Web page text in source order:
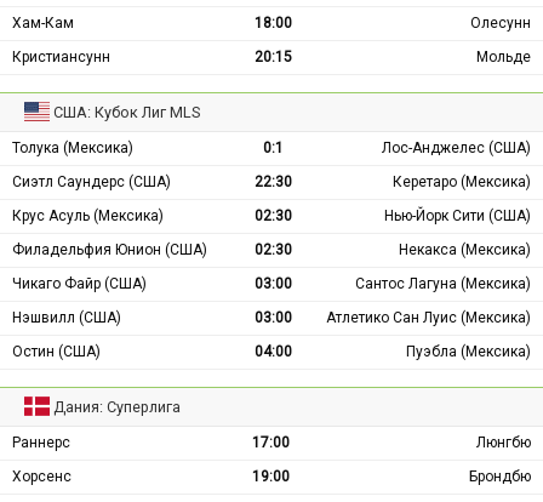
Хам-Кам
18:00
Олесунн
Кристиансунн
20:15 Мольде
США: Кубок Лиг MLS
Толука (Мексика) 0:1
Лос-Анджелес (США)
Сиэтл Саундерс (США)
22:30
Керетаро (Мексика)
Крус Асуль (Мексика)
02:30
Нью-Йорк Сити (США)
Филадельфия Юнион (США)
02:30
Некакса (Мексика)
Чикаго Файр (США)
03:00
Сантос Лагуна (Мексика)
Нэшвилл (США)
03:00
Атлетико Сан Луис (Мексика)
Остин (США)
04:00 Пуэбла (Мексика)
Дания: Суперлига
Раннерс 17:00
Люнгбю
Хорсенс
19:00 Брондбю